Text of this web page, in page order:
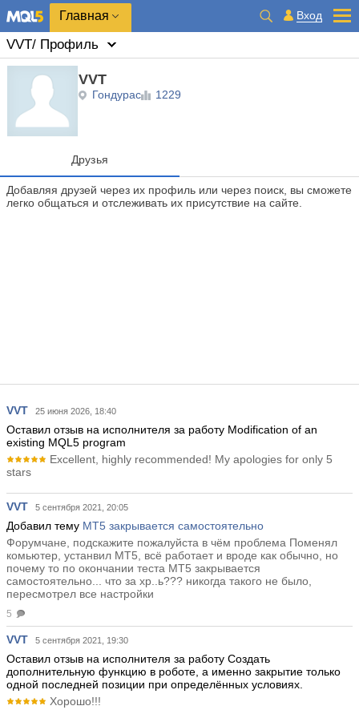
Главная Вход
VVT/ Профиль
VVT
Гондурас 1229
Друзья
Добавляя друзей через их профиль или через поиск, вы сможете
легко общаться и отслеживать их присутствие на сайте.
VVT 25 июня 2026, 18:40
Оставил отзыв на исполнителя за работу Modification of an
existing MQL5 program
Excellent, highly recommended! My apologies for only 5
stars
VVT 5 сентября 2021, 20:05
Добавил тему МТ5 закрывается самостоятельно
Форумчане, подскажите пожалуйста в чём проблема Поменял
комьютер, устанвил МТ5, всё работает и вроде как обычно, но
почему то по окончании теста МТ5 закрывается
самостоятельно... что за хр..ь??? никогда такого не было,
пересмотрел все настройки
5
VVT 5 сентября 2021, 19:30
Оставил отзыв на исполнителя за работу Создать
дополнительную функцию в роботе, а именно закрытие только
одной последней позиции при определённых условиях.
Хорошо!!!